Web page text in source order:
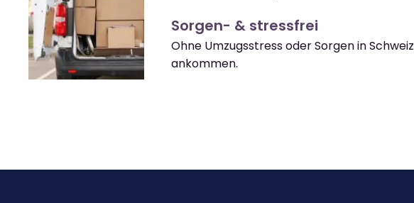
Sorgen- & stressfrei
Ohne Umzugsstress oder Sorgen in Schweiz
ankommen.